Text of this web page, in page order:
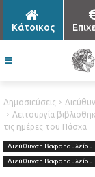
Κάτοικος
Δημοσιεύσεις
Λειτουργία
τις ημέρες του Πάσχα
Διεύθυνση Βαφοπουλείου
Διεύθυνση Βαφοπουλείου